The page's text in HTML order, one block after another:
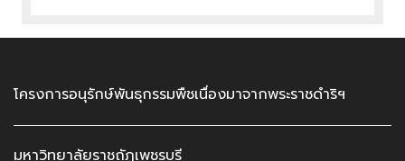
โครงการอนุรักษ์พันธุกรรมพืชเนื่องมาจากพระราชดำริฯ
มหาวิทยาลัยราชถัฏเพชรบุรี